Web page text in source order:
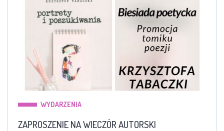
WYDARZENIA
ZAPROSZENIE NA WIECZÓR AUTORSKI